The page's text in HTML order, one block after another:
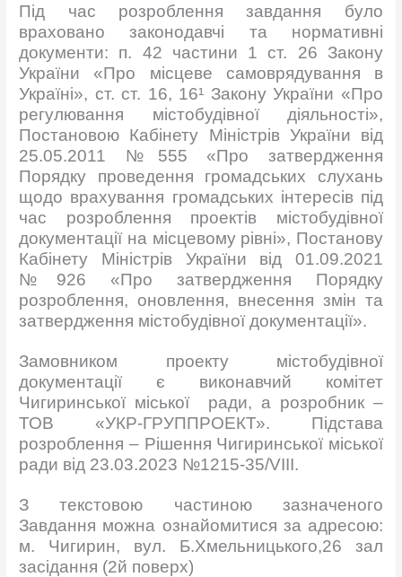
Під час розроблення завдання було
враховано законодавчі та нормативні
документи: п. 42 частини 1 ст. 26 Закону
України «Про місцеве самоврядування в
Україні», ст. ст. 16, 16¹ Закону України «Про
регулювання містобудівної діяльності»,
Постановою Кабінету Міністрів України від
25.05.2011 №555 «Про затвердження
Порядку проведення громадських слухань
щодо врахування громадських інтересів під
час розроблення проектів містобудівної
документації на місцевому рівні», Постанову
Кабінету Міністрів України від 01.09.2021
№926 «Про затвердження Порядку
розроблення, оновлення, внесення змін та
затвердження містобудівної документації».
Замовником проекту містобудівної
документації є виконавчий комітет
Чигиринської міської
ради, а розробник –
ТОВ «УКР-ГРУППРОЕКТ». Підстава
розроблення – Рішення Чигиринської міської
ради від 23.03.2023 №1215-35/VIII.
З текстовою частиною зазначеного
Завдання можна ознайомитися за адресою:
м. Чигирин, вул. Б.Хмельницького,26 зал
засідання (2й поверх)